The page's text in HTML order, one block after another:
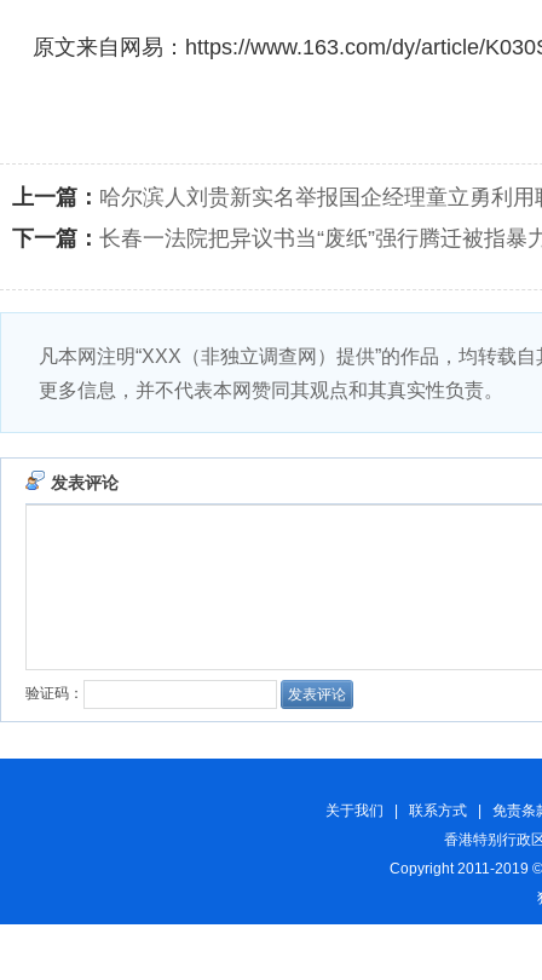
原文来自网易：https://www.163.com/dy/article/
上一篇： 哈尔滨人刘贵新实名举报国企经理童立勇利
下一篇： 长春一法院把异议书当“废纸”强行腾迁被指暴
凡本网注明“XXX（非独立调查网）提供”的作品，均转载
更多信息，并不代表本网赞同其观点和其真实性负责。
关于我们 联系方式
免责条
香港特别行政
Copyright 2011-2019